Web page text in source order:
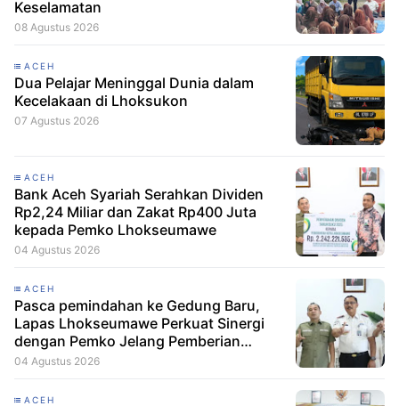
Keselamatan
08 Agustus 2026
ACEH
Dua Pelajar Meninggal Dunia dalam
Kecelakaan di Lhoksukon
07 Agustus 2026
ACEH
Bank Aceh Syariah Serahkan Dividen
Rp2,24 Miliar dan Zakat Rp400 Juta
kepada Pemko Lhokseumawe
04 Agustus 2026
ACEH
Pasca pemindahan ke Gedung Baru,
Lapas Lhokseumawe Perkuat Sinergi
dengan Pemko Jelang Pemberian
Remisi HUT RI
04 Agustus 2026
ACEH